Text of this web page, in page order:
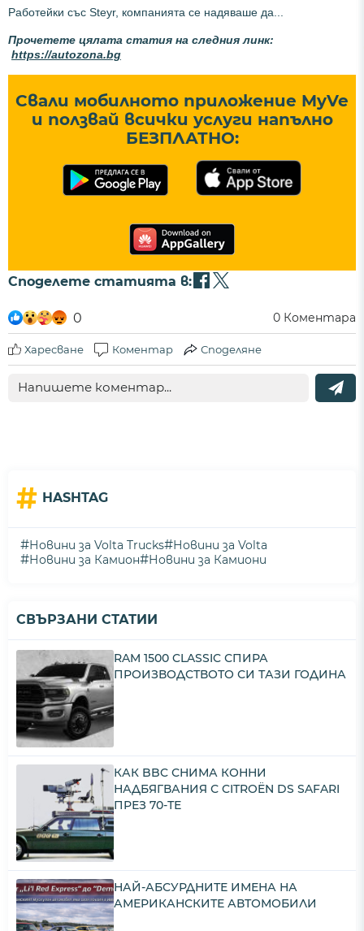
Работейки със Steyr, компанията се надяваше да...
Прочетете цялата статия на следния линк:
https://autozona.bg
Свали мобилното приложение MyVe
и ползвай всички услуги напълно
БЕЗПЛАТНО:
Споделете статията в:
0 0 Коментара
Харесване Коментар Споделяне
# HASHTAG
#Новини за Volta Trucks#Новини за Volta
#Новини за Камион#Новини за Камиони
СВЪРЗАНИ СТАТИИ
RAM 1500 CLASSIC СПИРА
ПРОИЗВОДСТВОТО СИ ТАЗИ ГОДИНА
КАК BBC СНИМА КОННИ
НАДБЯГВАНИЯ С CITROËN DS SAFARI
ПРЕЗ 70-ТЕ
НАЙ-АБСУРДНИТЕ ИМЕНА НА
АМЕРИКАНСКИТЕ АВТОМОБИЛИ